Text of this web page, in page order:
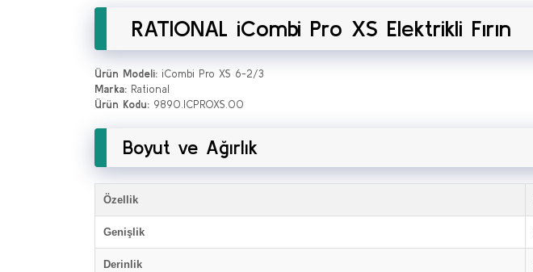
RATIONAL iCombi Pro XS Elektrikli Fırın
Ürün Modeli: iCombi Pro XS 6-2/3
Marka: Rational
Ürün Kodu: 9890.ICPROXS.00
Boyut ve Ağırlık
Özellik
Genişlik
Derinlik